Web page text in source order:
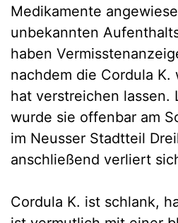
Medikamente
unbekannten
haben
nachdem die Cordula K.
hat verstreichen lassen.
wurde sie offenbar am
im Neusser Stadtteil
anschließend verliert
Cordula K. ist schlank,